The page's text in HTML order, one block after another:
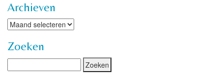
Archieven
Archieven
Zoeken